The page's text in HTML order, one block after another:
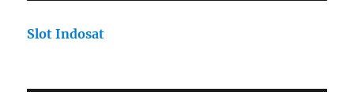
Slot Indosat